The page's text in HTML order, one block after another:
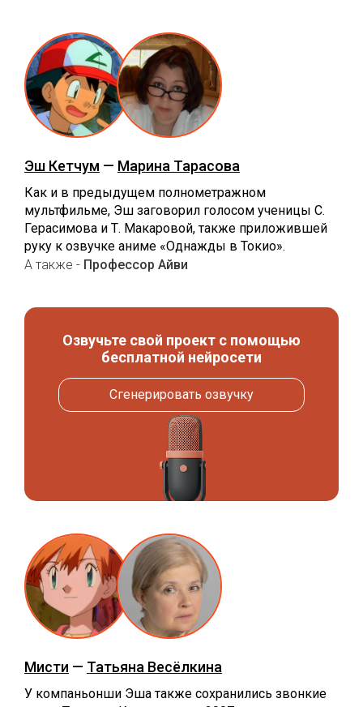
Эш Кетчум — Марина Тарасова
Как и в предыдущем полнометражном
мультфильме, Эш заговорил голосом ученицы С.
Герасимова и Т. Макаровой, также приложившей
руку к озвучке аниме «Однажды в Токио».
А также - Профессор Айви
Озвучьте свой проект с помощью
бесплатной нейросети
Сгенерировать озвучку
Мисти — Татьяна Весёлкина
У компаньонши Эша также сохранились звонкие